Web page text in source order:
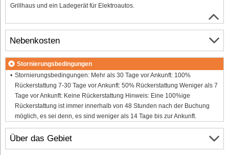
Grillhaus und ein Ladegerät für Elektroautos.
Über das Gebiet
Nebenkosten
Stornierungsbedingungen
Stornierungsbedingungen: Mehr als 30 Tage vor Ankunft: 100%
Rückerstattung 7-30 Tage vor Ankunft: 50% Rückerstattung Weniger als 7
Tage vor Ankunft: Keine Rückerstattung Hinweis: Eine 100%ige
Rückerstattung ist immer innerhalb von 48 Stunden nach der Buchung
möglich, es sei denn, es sind weniger als 14 Tage bis zur Ankunft.